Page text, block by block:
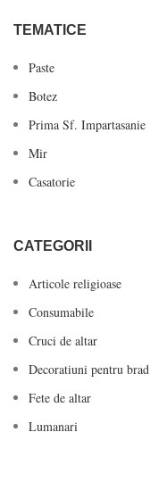
TEMATICE
Paste
Botez
Prima Sf. Impartasanie
Mir
Casatorie
CATEGORII
Articole religioase
Consumabile
Cruci de altar
Decoratiuni pentru brad
Fete de altar
Lumanari